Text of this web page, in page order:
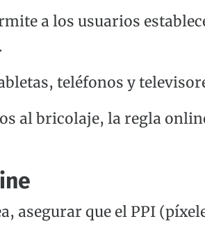
a los usuarios
.
teléfonos y
al bricolaje, la regla
asegurar que el PPI